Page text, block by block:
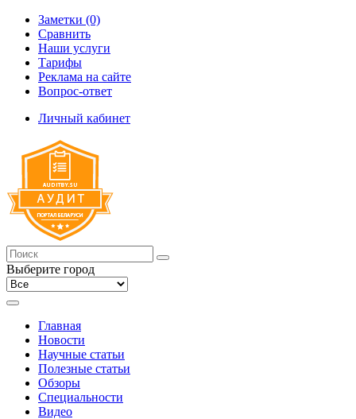
Заметки (0)
Сравнить
Наши услуги
Тарифы
Реклама на сайте
Вопрос-ответ
Личный кабинет
Выберите город
Главная
Новости
Научные статьи
Полезные статьи
Обзоры
Специальности
Видео